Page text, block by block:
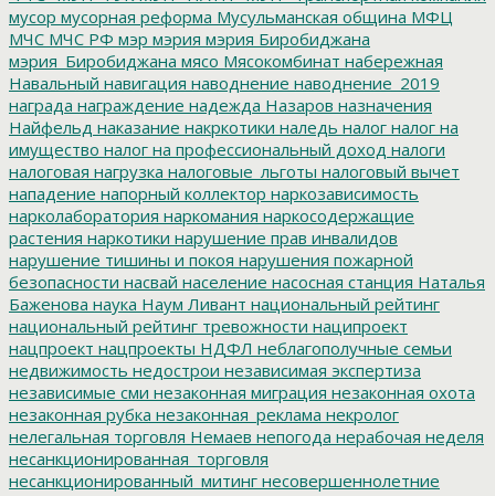
мусор мусорная реформа Мусульманская община МФЦ
МЧС МЧС РФ мэр мэрия мэрия Биробиджана
мэрия_Биробиджана мясо Мясокомбинат набережная
Навальный навигация наводнение наводнение_2019
награда награждение надежда Назаров назначения
Найфельд наказание накркотики наледь налог налог на
имущество налог на профессиональный доход налоги
налоговая нагрузка налоговые_льготы налоговый вычет
нападение напорный коллектор наркозависимость
нарколаборатория наркомания наркосодержащие
растения наркотики нарушение прав инвалидов
нарушение тишины и покоя нарушения пожарной
безопасности насвай население насосная станция Наталья
Баженова наука Наум Ливант национальный рейтинг
национальный рейтинг тревожности наципроект
нацпроект нацпроекты НДФЛ неблагополучные семьи
недвижимость недострои независимая экспертиза
независимые сми незаконная миграция незаконная охота
незаконная рубка незаконная_реклама некролог
нелегальная торговля Немаев непогода нерабочая неделя
несанкционированная_торговля
несанкционированный_митинг несовершеннолетние